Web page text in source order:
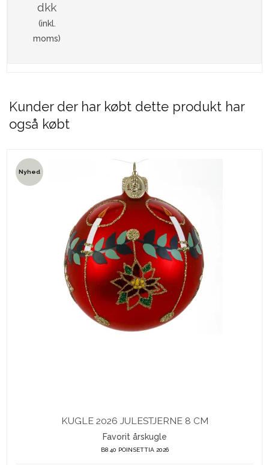
dkk
(inkl.
moms)
Kunder der har købt dette produkt har
også købt
Nyhed
KUGLE 2026 JULESTJERNE 8 CM
Favorit årskugle
B8 40 POINSETTIA 2026